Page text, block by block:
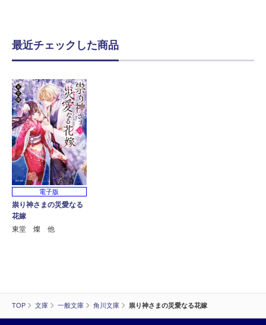
TOP 文庫 一般文庫 角川文庫 祟り神さまの災愛なる花嫁
最近チェックした商品
電子版
祟り神さまの災愛なる
花嫁
東堂 燦 他